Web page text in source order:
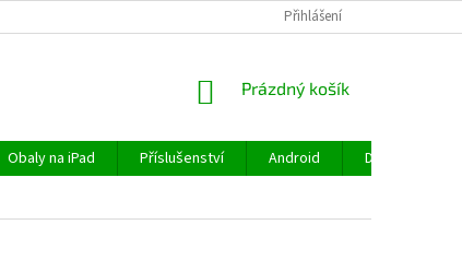
VRÁCENÍ ZBOŽÍ
Přihlášení
NÁKUPNÍ
Prázdný košík
Obaly na iPad Příslušenství Android
Doprava a